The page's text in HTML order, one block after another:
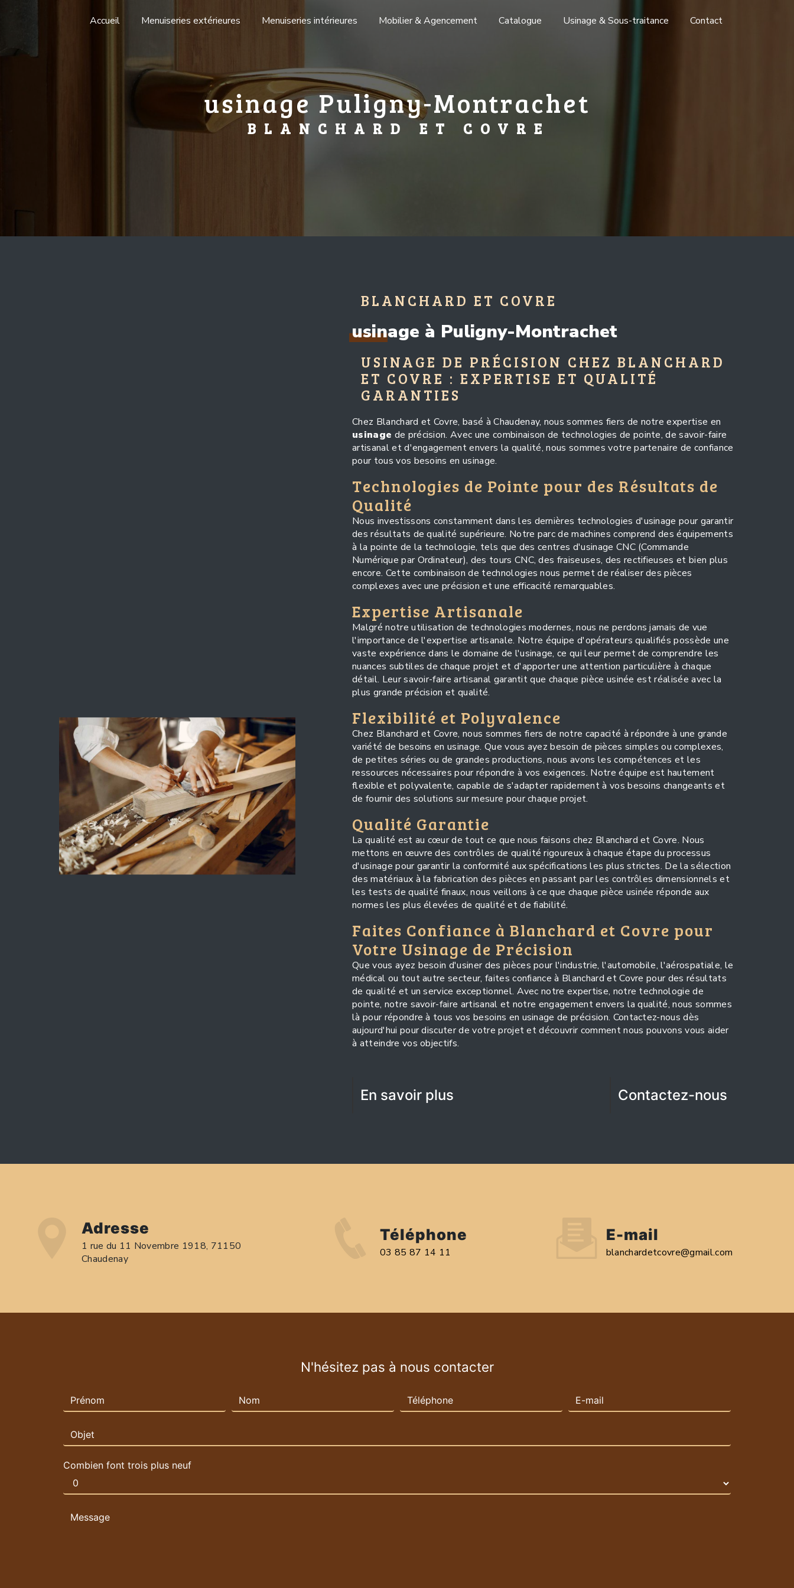
Accueil Menuiseries extérieures Menuiseries intérieures Mobilier & Agencement Catalogue Usinage & Sous-traitance Contact
usinage Puligny-Montrachet
BLANCHARD ET COVRE
BLANCHARD ET COVRE
usinage à Puligny-Montrachet
USINAGE DE PRÉCISION CHEZ BLANCHARD
ET COVRE : EXPERTISE ET QUALITÉ
GARANTIES
Chez Blanchard et Covre, basé à Chaudenay, nous sommes fiers de notre expertise en
usinage de précision. Avec une combinaison de technologies de pointe, de savoir-faire
artisanal et d'engagement envers la qualité, nous sommes votre partenaire de confiance
pour tous vos besoins en usinage.
Technologies de Pointe pour des Résultats de
Qualité
Nous investissons constamment dans les dernières technologies d'usinage pour garantir
des résultats de qualité supérieure. Notre parc de machines comprend des équipements
à la pointe de la technologie, tels que des centres d'usinage CNC (Commande
Numérique par Ordinateur), des tours CNC, des fraiseuses, des rectifieuses et bien plus
encore. Cette combinaison de technologies nous permet de réaliser des pièces
complexes avec une précision et une efficacité remarquables.
Expertise Artisanale
Malgré notre utilisation de technologies modernes, nous ne perdons jamais de vue
l'importance de l'expertise artisanale. Notre équipe d'opérateurs qualifiés possède une
vaste expérience dans le domaine de l'usinage, ce qui leur permet de comprendre les
nuances subtiles de chaque projet et d'apporter une attention particulière à chaque
détail. Leur savoir-faire artisanal garantit que chaque pièce usinée est réalisée avec la
plus grande précision et qualité.
Flexibilité et Polyvalence
Chez Blanchard et Covre, nous sommes fiers de notre capacité à répondre à une grande
variété de besoins en usinage. Que vous ayez besoin de pièces simples ou complexes,
de petites séries ou de grandes productions, nous avons les compétences et les
ressources nécessaires pour répondre à vos exigences. Notre équipe est hautement
flexible et polyvalente, capable de s'adapter rapidement à vos besoins changeants et
de fournir des solutions sur mesure pour chaque projet.
Qualité Garantie
La qualité est au cœur de tout ce que nous faisons chez Blanchard et Covre. Nous
mettons en œuvre des contrôles de qualité rigoureux à chaque étape du processus
d'usinage pour garantir la conformité aux spécifications les plus strictes. De la sélection
des matériaux à la fabrication des pièces en passant par les contrôles dimensionnels et
les tests de qualité finaux, nous veillons à ce que chaque pièce usinée réponde aux
normes les plus élevées de qualité et de fiabilité.
Faites Confiance à Blanchard et Covre pour
Votre Usinage de Précision
Que vous ayez besoin d'usiner des pièces pour l'industrie, l'automobile, l'aérospatiale, le
médical ou tout autre secteur, faites confiance à Blanchard et Covre pour des résultats
de qualité et un service exceptionnel. Avec notre expertise, notre technologie de
pointe, notre savoir-faire artisanal et notre engagement envers la qualité, nous sommes
là pour répondre à tous vos besoins en usinage de précision. Contactez-nous dès
aujourd'hui pour discuter de votre projet et découvrir comment nous pouvons vous aider
à atteindre vos objectifs.
En savoir plus Contactez-nous
Adresse
1 rue du 11 Novembre 1918, 71150
Chaudenay
Téléphone
03 85 87 14 11
E-mail
blanchardetcovre@gmail.com
N'hésitez pas à nous contacter
Combien font trois plus neuf